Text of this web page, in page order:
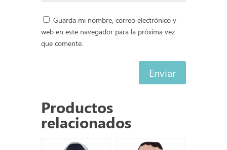
Guarda mi nombre, correo electrónico y
web en este navegador para la próxima vez
que comente.
Enviar
Productos
relacionados